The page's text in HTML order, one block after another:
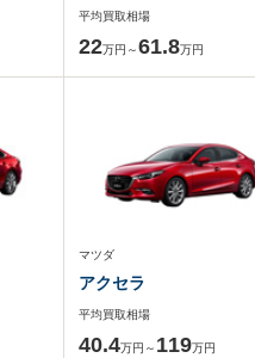
平均買取相場
22万円～61.8万円
マツダ
アクセラ
平均買取相場
40.4万円～ 119万円